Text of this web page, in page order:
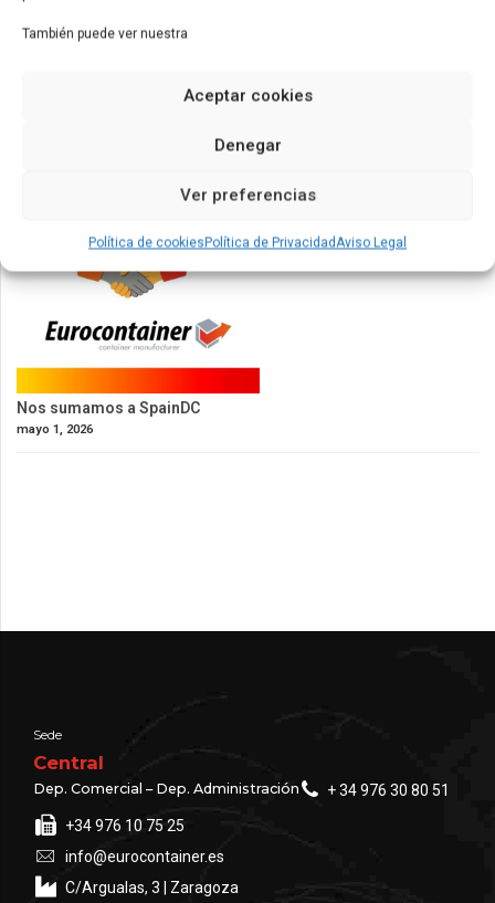
También puede ver nuestra
Aceptar cookies
Denegar
Ver preferencias
Política de cookiesPolítica de PrivacidadAviso Legal
Nuevos contenedores de 53ft para América
Nos sumamos a SpainDC
mayo 1, 2026
Sede
Central
Dep. Comercial – Dep. Administración + 34 976 30 80 51
+34 976 10 75 25
info@eurocontainer.es
C/Argualas, 3 | Zaragoza